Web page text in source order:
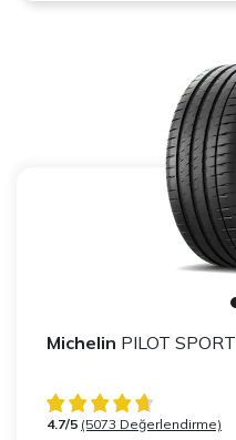
Michelin PILOT
4.7/5 (5073 Değerlendirme)